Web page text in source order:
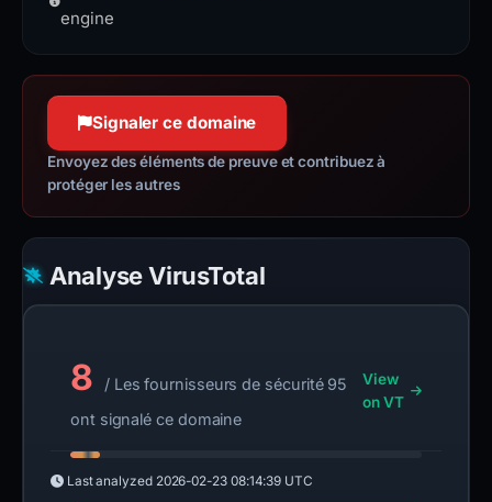
as event handling, CSS animation,
and Ajax.
jquery.com
Confiance à 100 %
engine
Signaler ce domaine
Envoyez des éléments de preuve et contribuez à
protéger les autres
Analyse VirusTotal
8
/ Les fournisseurs de sécurité 95
ont signalé ce domaine
View
on VT
Last analyzed 2026-02-23 08:14:39 UTC